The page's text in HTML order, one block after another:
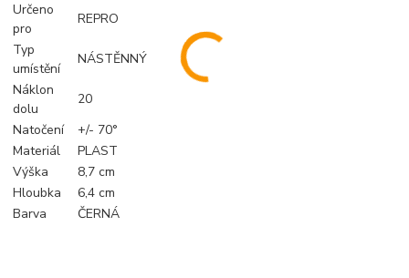
Určeno
pro
REPRO
Typ
umístění
NÁSTĚNNÝ
Náklon
dolu
20
Natočení
+/- 70°
Materiál
PLAST
Výška
8,7 cm
Hloubka
6,4 cm
Barva
ČERNÁ